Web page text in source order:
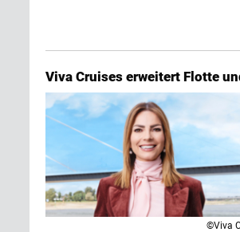
Viva Cruises erweitert Flotte
©Viva